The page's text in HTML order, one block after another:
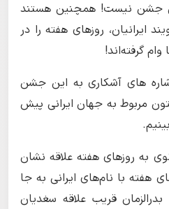
جشن نیست! همچنین هستند
ایرانیان، روزهای هفته را در
گرفته‌اند!
های آشکاری به این جشن
مربوط به جهان ایرانی پیش
به روزهای هفته علاقه نشان
هفته با نام‌های ایرانی به جا
قریب علاقه سغدیان